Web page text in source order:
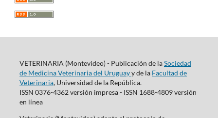
VETERINARIA (Montevideo) - Publicación de laSociedad
de Medicina Veterinaria del Uruguayy de la Facultad de
Veterinaria, Universidad de la República.
ISSN 0376-4362 versión impresa - ISSN 1688-4809 versión
en línea